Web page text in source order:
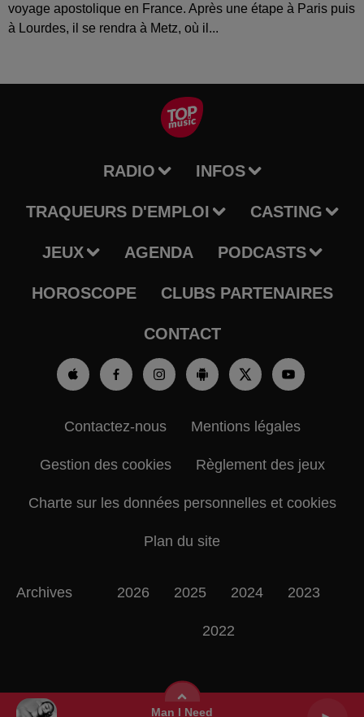
Man I Need
voyage apostolique en France. Après une étape à Paris puis
à Lourdes, il se rendra à Metz, où il...
RADIO INFOS
TRAQUEURS D'EMPLOI CASTING
JEUX AGENDA PODCASTS
HOROSCOPE CLUBS PARTENAIRES
CONTACT
Contactez-nous Mentions légales
Gestion des cookies Règlement des jeux
Charte sur les données personnelles et cookies
Plan du site
Archives 2026 2025 2024 2023
2022